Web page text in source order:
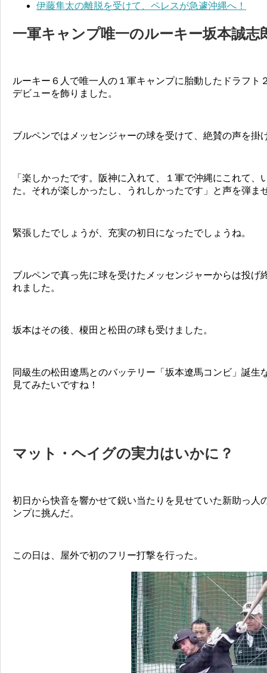
伊藤隼太の離脱を受けて、ペレスが急遽沖縄へ！
一軍キャンプ唯一のルーキー坂本誠志
ルーキー６人で唯一人の１軍キャンプに胎動したドラフト
デビューを飾りました。
ブルペンではメッセンジャーの球を受けて、絶賛の声を掛
「楽しかったです。阪神に入れて、１軍で沖縄にこれて
た。それが楽しかったし、うれしかったです」と声を弾ま
緊張したでしょうが、充実の初日になったでしょうね。
ブルペンで真っ先に球を受けたメッセンジャーからは投げ
れました。
坂本はその後、榎田と松田の球も受けました。
同級生の松田遼馬とのバッテリー「坂本遼馬コンビ」誕生
見てみたいですね！
マット・ヘイグの実力はいかに？
初日から快音を響かせて鋭い当たりを見せていた新助っ人
ンプに挑んだ。
この日は、屋外で初のフリー打撃を行った。